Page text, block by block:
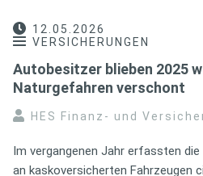
12.05.2026
VERSICHERUNGEN
Autobesitzer blieben 2025
Naturgefahren verschont
HES Finanz- und
Im vergangenen Jahr erfassten
an kaskoversicherten Fahrzeugen